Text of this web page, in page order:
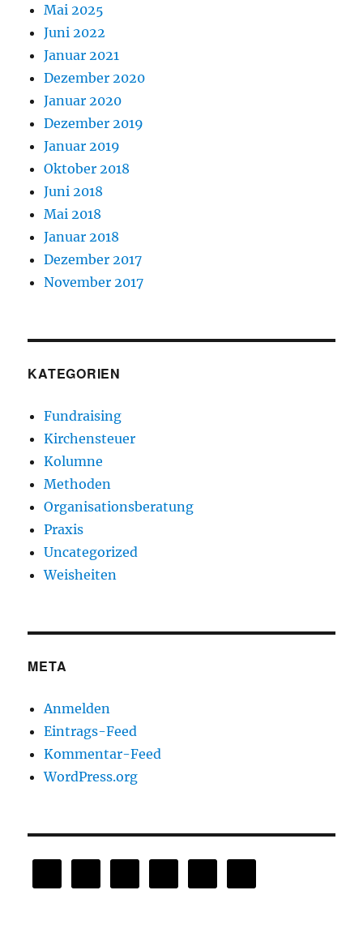
Mai 2025
Juni 2022
Januar 2021
Dezember 2020
Januar 2020
Dezember 2019
Januar 2019
Oktober 2018
Juni 2018
Mai 2018
Januar 2018
Dezember 2017
November 2017
KATEGORIEN
Fundraising
Kirchensteuer
Kolumne
Methoden
Organisationsberatung
Praxis
Uncategorized
Weisheiten
META
Anmelden
Eintrags-Feed
Kommentar-Feed
WordPress.org